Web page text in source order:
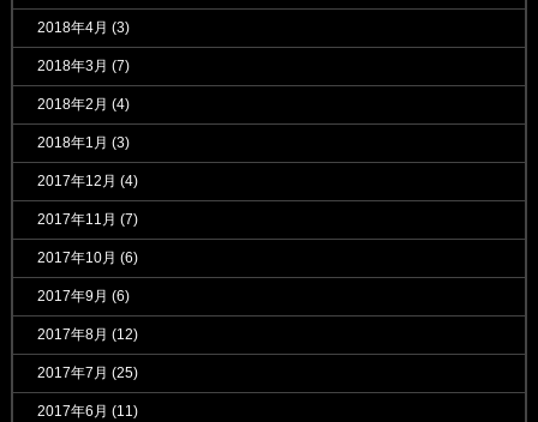
2018年4月 (3)
2018年3月 (7)
2018年2月 (4)
2018年1月 (3)
2017年12月 (4)
2017年11月 (7)
2017年10月 (6)
2017年9月 (6)
2017年8月 (12)
2017年7月 (25)
2017年6月 (11)